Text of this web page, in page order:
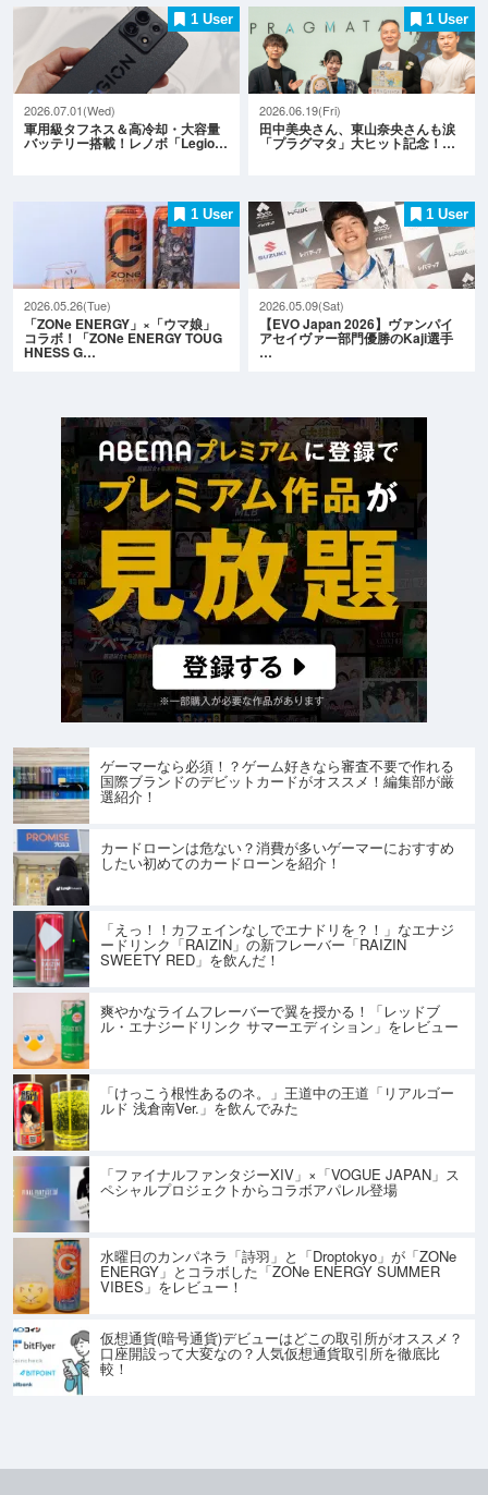
1 User
2026.07.01(Wed)
軍用級タフネス＆高冷却・大容量
バッテリー搭載！レノボ「Legio…
1 User
2026.06.19(Fri)
田中美央さん、東山奈央さんも涙
「プラグマタ」大ヒット記念！…
1 User
2026.05.26(Tue)
「ZONe ENERGY」×「ウマ娘」
コラボ！「ZONe ENERGY TOUG
HNESS G…
1 User
2026.05.09(Sat)
【EVO Japan 2026】ヴァンパイ
アセイヴァー部門優勝のKaji選手
…
ゲーマーなら必須！？ゲーム好きなら審査不要で作れる
国際ブランドのデビットカードがオススメ！編集部が厳
選紹介！
カードローンは危ない？消費が多いゲーマーにおすすめ
したい初めてのカードローンを紹介！
「えっ！！カフェインなしでエナドリを？！」なエナジ
ードリンク「RAIZIN」の新フレーバー「RAIZIN
SWEETY RED」を飲んだ！
爽やかなライムフレーバーで翼を授かる！「レッドブ
ル・エナジードリンク サマーエディション」をレビュー
「けっこう根性あるのネ。」王道中の王道「リアルゴー
ルド 浅倉南Ver.」を飲んでみた
「ファイナルファンタジーXIV」×「VOGUE JAPAN」ス
ペシャルプロジェクトからコラボアパレル登場
水曜日のカンパネラ「詩羽」と「Droptokyo」が「ZONe
ENERGY」とコラボした「ZONe ENERGY SUMMER
VIBES」をレビュー！
仮想通貨(暗号通貨)デビューはどこの取引所がオススメ？
口座開設って大変なの？人気仮想通貨取引所を徹底比
較！